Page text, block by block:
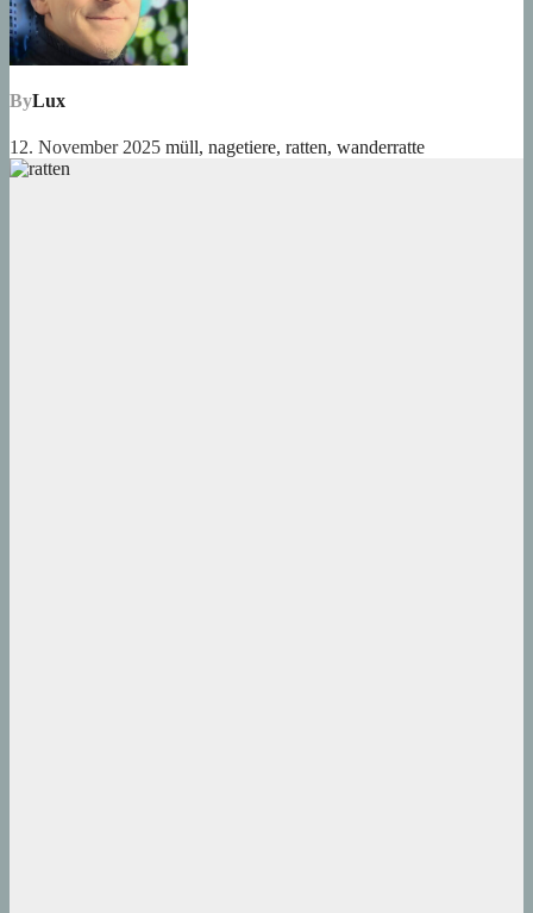
ByLux
12. November 2025 müll, nagetiere, ratten, wanderratte